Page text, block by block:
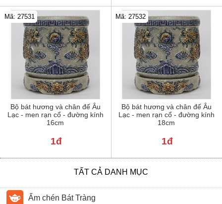
Bộ bát hương và chân đế Âu
Lạc - men rạn cổ - đường kính
16cm
Mã: 27531
1đ
Bộ bát hương và chân đế Âu
Lạc - men rạn cổ - đường kính
18cm
Mã: 27532
1đ
TẤT CẢ DANH MỤC
Ấm chén Bát Tràng